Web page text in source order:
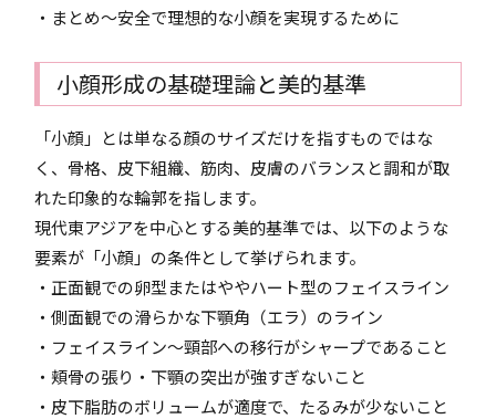
・まとめ〜安全で理想的な小顔を実現するために
小顔形成の基礎理論と美的基準
「小顔」とは単なる顔のサイズだけを指すものではな
く、骨格、皮下組織、筋肉、皮膚のバランスと調和が取
れた印象的な輪郭を指します。
現代東アジアを中心とする美的基準では、以下のような
要素が「小顔」の条件として挙げられます。
・正面観での卵型またはややハート型のフェイスライン
・側面観での滑らかな下顎角（エラ）のライン
・フェイスライン〜頸部への移行がシャープであること
・頬骨の張り・下顎の突出が強すぎないこと
・皮下脂肪のボリュームが適度で、たるみが少ないこと